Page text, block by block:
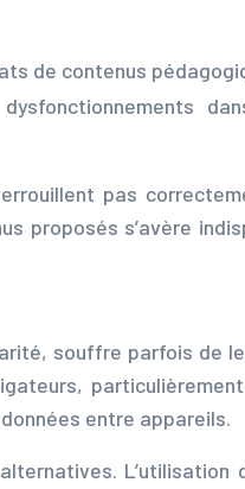
de contenus
pas
proposés s’avère
souffre parfois de
entre appareils.
L’utilisation